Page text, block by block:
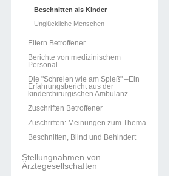
Beschnitten als Kinder
Unglückliche Menschen
Eltern Betroffener
Berichte von medizinischem
Personal
Die "Schreien wie am Spieß" –Ein
Erfahrungsbericht aus der
kinderchirurgischen Ambulanz
Zuschriften Betroffener
Zuschriften: Meinungen zum Thema
Beschnitten, Blind und Behindert
Stellungnahmen von
Ärztegesellschaften